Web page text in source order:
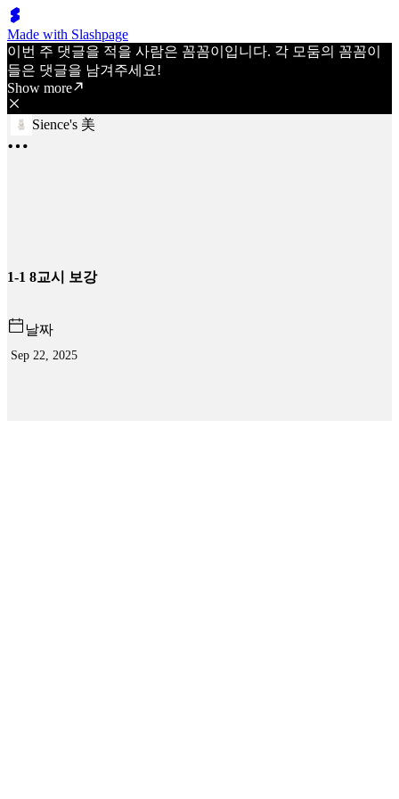
Made with Slashpage
이번 주 댓글을 적을 사람은 꼼꼼이입니다. 각 모둠의 꼼꼼이
들은 댓글을 남겨주세요!
Show more
Sience's 美
1-1 8교시 보강
날짜
Sep 22, 2025